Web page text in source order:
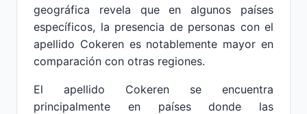
geográfica revela que en algunos países
específicos, la presencia de personas con el
apellido Cokeren es notablemente mayor en
comparación con otras regiones.
El apellido Cokeren se encuentra
principalmente en países donde las